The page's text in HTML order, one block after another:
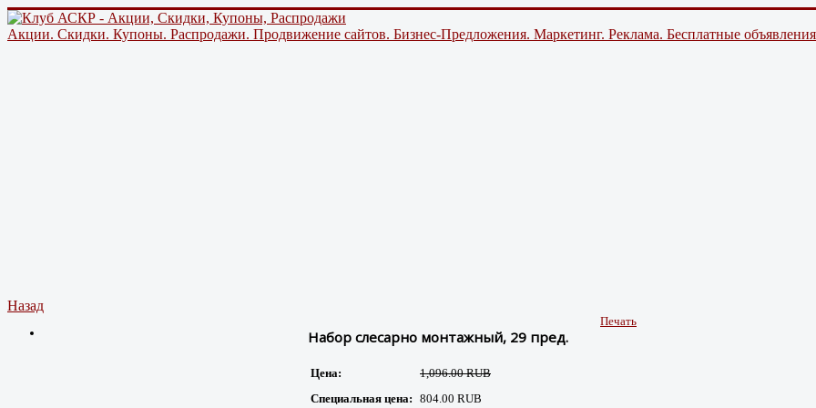
Акции. Скидки. Купоны. Распродажи. Продвижение сайтов. Бизнес-Предложения. Маркетинг. Реклама. Бесплатные
Назад
Печать
Набор слесарно монтажный, 29 пред.
Цена:
1,096.00 RUB
Специальная цена: 804.00 RUB